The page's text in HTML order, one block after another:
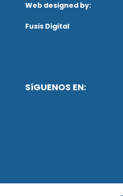
Web designed by:
Fusis Digital
SíGUENOS EN: